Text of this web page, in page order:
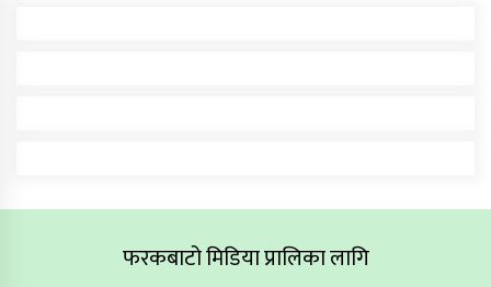
फरकबाटो मिडिया प्रालिका लागि